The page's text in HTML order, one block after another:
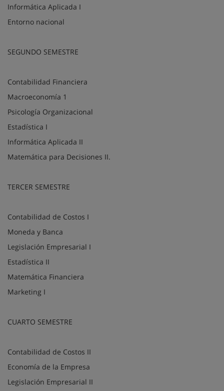
Informática Aplicada I
Entorno nacional
SEGUNDO SEMESTRE
Contabilidad Financiera
Macroeconomía 1
Psicología Organizacional
Estadística I
Informática Aplicada II
Matemática para Decisiones II.
TERCER SEMESTRE
Contabilidad de Costos I
Moneda y Banca
Legislación Empresarial I
Estadística II
Matemática Financiera
Marketing I
CUARTO SEMESTRE
Contabilidad de Costos II
Economía de la Empresa
Legislación Empresarial II